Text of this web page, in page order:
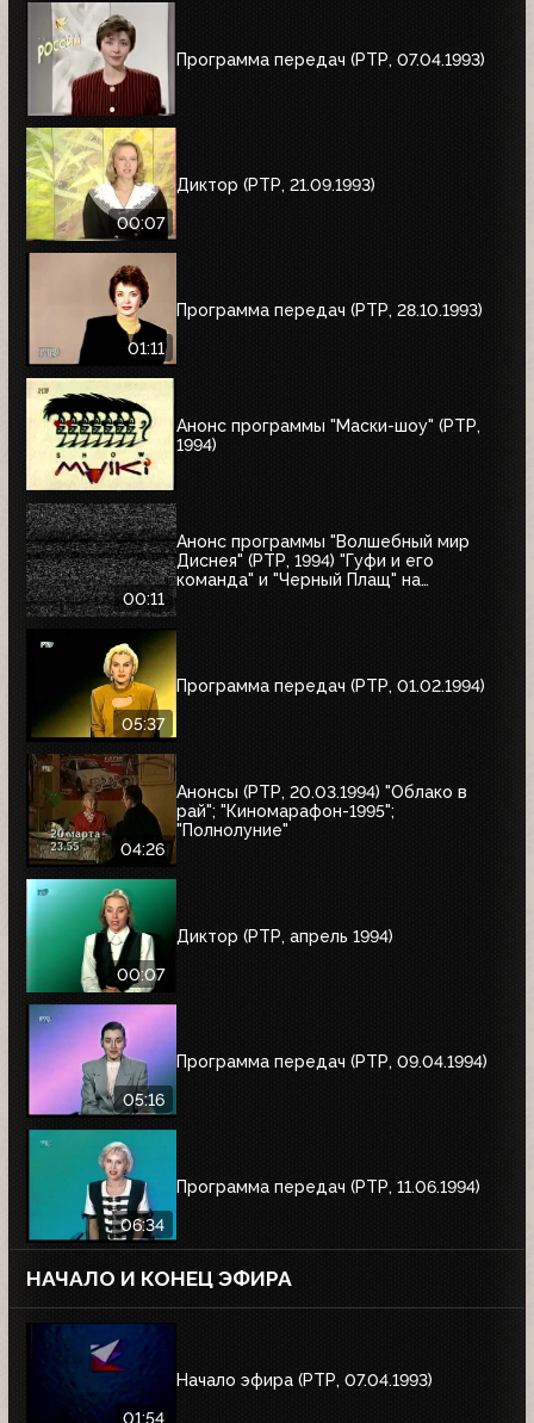
Программа передач (РТР, 07.04.1993)
00:07
Диктор (РТР, 21.09.1993)
01:11
Программа передач (РТР, 28.10.1993)
Анонс программы "Маски-шоу" (РТР,
1994)
00:11
Анонс программы "Волшебный мир
Диснея" (РТР, 1994) "Гуфи и его
команда" и "Черный Плащ" на
05:37
Программа передач (РТР, 01.02.1994)
04:26
Анонсы (РТР, 20.03.1994) "Облако в
рай"; "Киномарафон-1995";
"Полнолуние"
00:07
Диктор (РТР, апрель 1994)
05:16
Программа передач (РТР, 09.04.1994)
06:34
Программа передач (РТР, 11.06.1994)
НАЧАЛО И КОНЕЦ ЭФИРА
01:54
Начало эфира (РТР, 07.04.1993)